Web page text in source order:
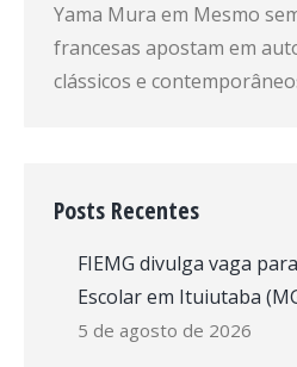
Yama Mura em Mesmo
francesas apostam em
clássicos e
Posts Recentes
FIEMG divulga vaga
Escolar em Ituiutaba
5 de agosto de 2026